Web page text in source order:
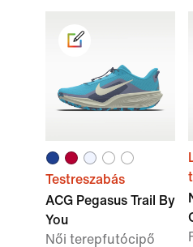
Testreszabás
ACG Pegasus Trail By
You
Női terepfutócipő